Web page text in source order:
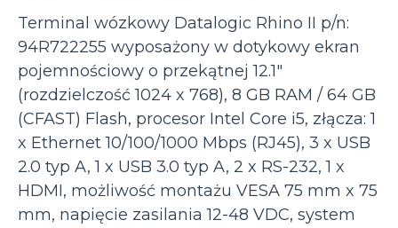
Terminal wózkowy Datalogic Rhino II p/n:
94R722255 wyposażony w dotykowy ekran
pojemnościowy o przekątnej 12.1″
(rozdzielczość 1024 x 768), 8 GB RAM / 64 GB
(CFAST) Flash, procesor Intel Core i5, złącza: 1
x Ethernet 10/100/1000 Mbps (RJ45), 3 x USB
2.0 typ A, 1 x USB 3.0 typ A, 2 x RS-232, 1 x
HDMI, możliwość montażu VESA 75 mm x 75
mm, napięcie zasilania 12-48 VDC, system